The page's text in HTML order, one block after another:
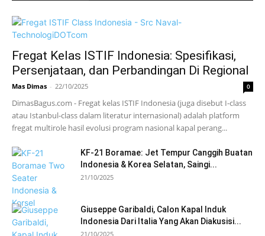
Fregat Kelas ISTIF Indonesia: Spesifikasi,
Persenjataan, dan Perbandingan Di Regional
Mas Dimas - 22/10/2025 0
DimasBagus.com - Fregat kelas ISTIF Indonesia (juga disebut I-class
atau Istanbul-class dalam literatur internasional) adalah platform
fregat multirole hasil evolusi program nasional kapal perang...
KF-21 Boramae: Jet Tempur Canggih Buatan
Indonesia & Korea Selatan, Saingi...
21/10/2025
Giuseppe Garibaldi, Calon Kapal Induk
Indonesia Dari Italia Yang Akan Diakusisi...
21/10/2025